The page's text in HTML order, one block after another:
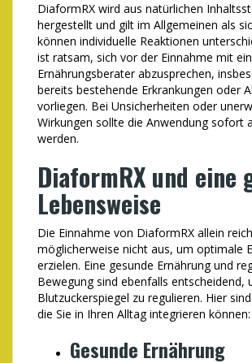
DiaformRX wird aus natürlichen
hergestellt und gilt im Allgemeinen als
können individuelle Reaktionen
ist ratsam, sich vor der Einnahme mit
Ernährungsberater abzusprechen,
bereits bestehende Erkrankungen oder
vorliegen. Bei Unsicherheiten oder
Wirkungen sollte die Anwendung sofort
werden.
DiaformRX und eine
Lebensweise
Die Einnahme von DiaformRX allein
möglicherweise nicht aus, um optimale
erzielen. Eine gesunde Ernährung und
Bewegung sind ebenfalls entscheidend,
Blutzuckerspiegel zu regulieren. Hier
die Sie in Ihren Alltag integrieren können:
Gesunde Ernährung